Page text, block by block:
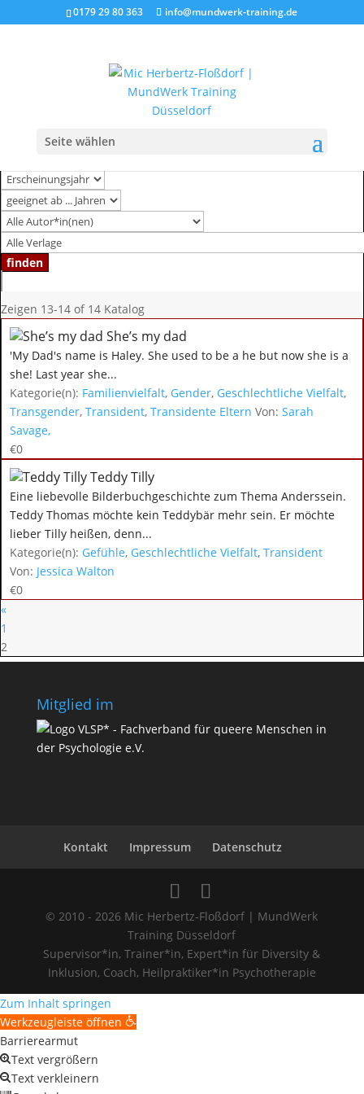
0179 29 80 363 info@mundwerk-training.de
Seite wählen
Zeigen 13-14 of 14 Katalog
She’s my dad
'My Dad's name is Haley. She used to be a he but now she is a
she! Last year she...
Kategorie(n): Familienvielfalt, Gender, Geschlechtliche Vielfalt,
Transgender, Transident, Transidente Eltern Von: Sarah
Savage,
€0
Teddy Tilly
Eine liebevolle Bilderbuchgeschichte zum Thema Anderssein.
Teddy Thomas möchte kein Teddybär mehr sein. Er möchte
lieber Tilly heißen, denn...
Kategorie(n): Gefühle, Geschlechtliche Vielfalt, Transident
Von: Jessica Walton
€0
«
1
2
Mitglied im
Kontakt Impressum Datenschutz
© 2010 - 2026 Mic Herbertz-Floßdorf | MundWerk
Training Düsseldorf
Supervisor*in, Trainer*in, Expert*in für Diversity &
Inklusion, Coach, Heilpraktiker*in Psychotherapie
Zum Inhalt springen
Werkzeugleiste öffnen
Barrierearmut
Text vergrößern
Text verkleinern